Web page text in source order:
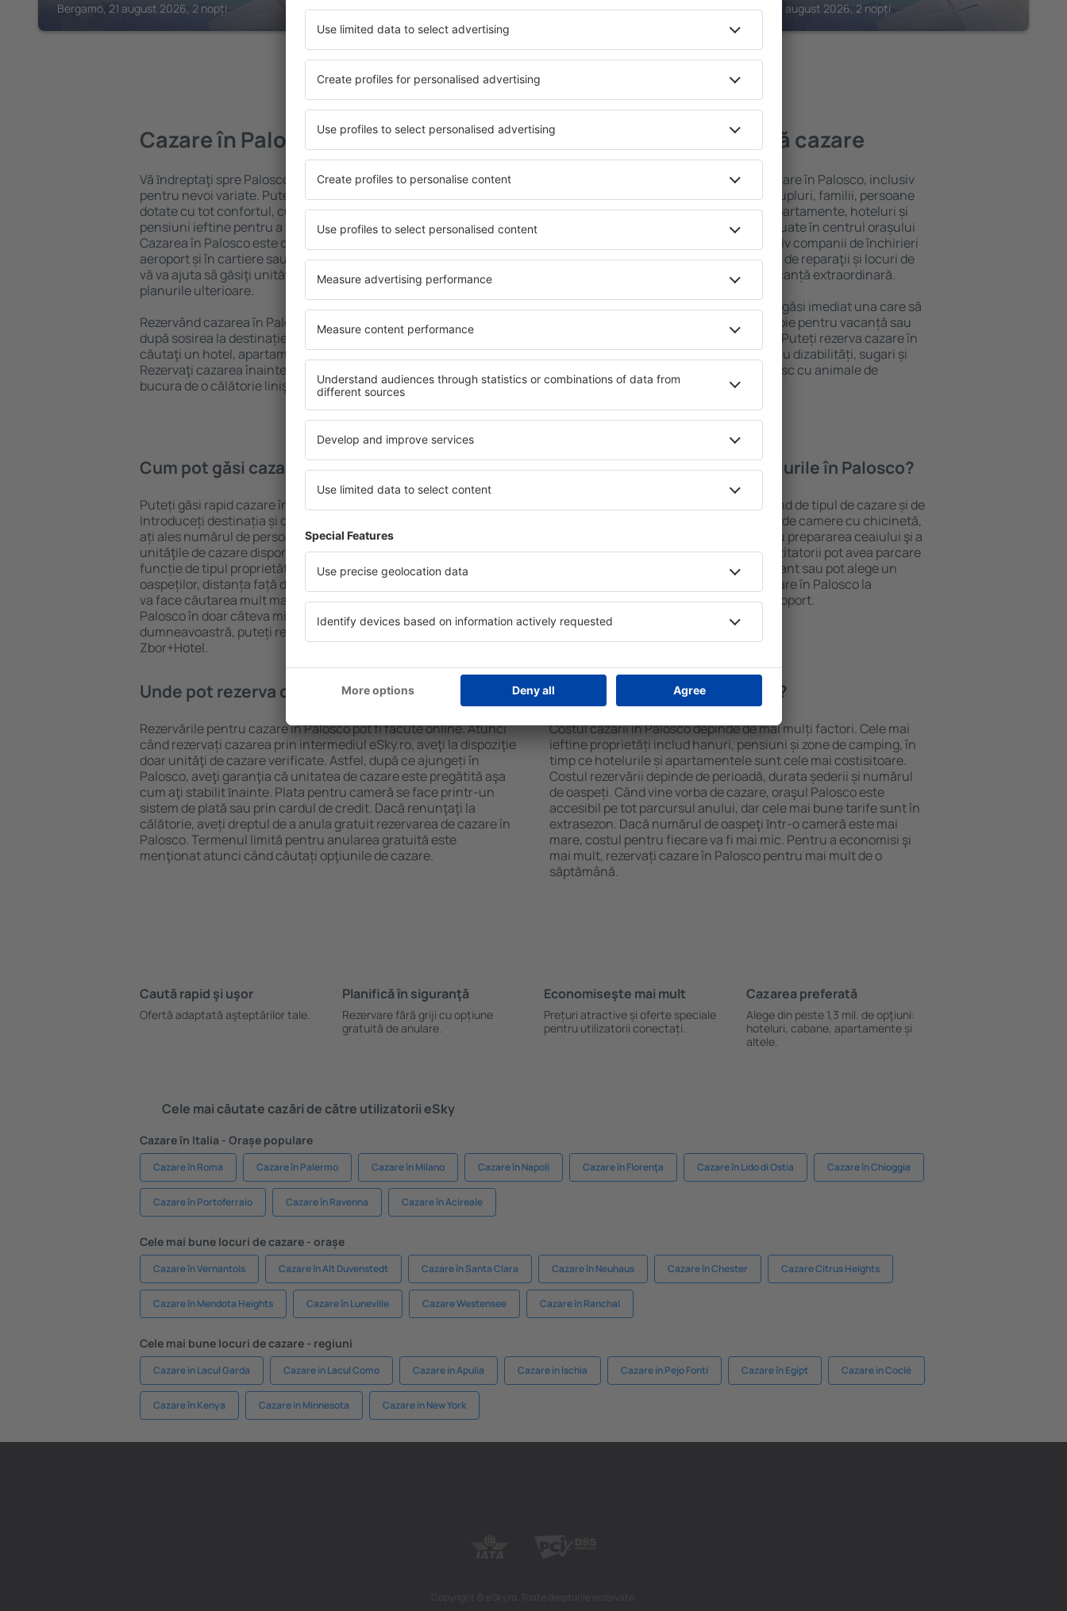
Bergamo, 21 august 2026, 2 nopți Bergamo, 25 august 2026, 2 nopți Nembro, 21 august 2026, 2 nopți
Vedeţi mai multe oferte în Palosco
Cazare în Palosco
Vă ȋndreptaţi spre Palosco? Găsiți cazare pentru fiecare buget şi
pentru nevoi variate. Puteți beneficia de proprietăți spațioase,
dotate cu tot confortul, cu numeroase facilități, precum și de
pensiuni ieftine pentru a sta câteva zile în timpul unui city break.
Cazarea în Palosco este disponibilă în centrul orașului, lângă
aeroport și în cartiere sau regiuni mai puțin populare. Acest lucru
vă va ajuta să găsiţi unităţi de cazare în funcție de nevoi și de
planurile ulterioare.
Rezervând cazarea în Palosco mai devreme, aveți garanţia că
după sosirea la destinație vă puteţi relaxa, fără a fi nevoie să
căutaţi un hotel, apartament sau altă unitate de cazare.
Rezervaţi cazarea înainte de călătoria spre Palosco și vă veţi
bucura de o călătorie liniştită.
Palosco – cea mai bună cazare
Puteți alege dintr-o ofertă variată de cazare în Palosco, inclusiv
proprietăți pentru o singură persoană, cupluri, familii, persoane
ȋn vârstă și grupuri. Oaspeţii pot sta în apartamente, hoteluri și
pensiuni care oferă intimitate și sunt situate în centrul orașului
Palosco. Facilitățile din apropiere, inclusiv companii de închirieri
auto, transport public, magazine, centre de reparaţii și locuri de
relaxare sau distracţie, garantează o vacanță extraordinară.
Dacă doriţi cazare de lux în Palosco, veţi găsi imediat una care să
se potrivească. Veți găsi tot ce aveți nevoie pentru vacanță sau
călătoria de afaceri la destinația aleasă. Puteți rezerva cazare în
Palosco cu facilități pentru persoanele cu dizabilități, sugari și
copii, precum și pentru cei care călătoresc cu animale de
companie.
Cum pot găsi cazare în Palosco?
Puteți găsi rapid cazare în Palosco folosind un motor de căutare.
Introduceți destinația și datele de check-in și check-out. După ce
ați ales numărul de persoane, motorul de căutare va afișa
unităţile de cazare disponibile în Palosco. Filtrarea rezultatelor în
funcție de tipul proprietăţii, numărul de stele, evaluările
oaspeților, distanța față de centru și opțiunea de anulare gratuită
va face căutarea mult mai ușoară. Astfel veți putea găsi cazare în
Palosco în doar câteva minute. În funcție de nevoile
dumneavoastră, puteți rezerva doar cazare sau un pachet
Zbor+Hotel.
Ce fel de facilităţi oferă hotelurile în Palosco?
Facilitățile proprietăţilor în Palosco depind de tipul de cazare și de
numărul de stele. Oaspeții pot beneficia de camere cu chicinetă,
balcon, aer condiționat, ustensile pentru prepararea ceaiului şi a
cafelei, prosoape și acces la internet. Vizitatorii pot avea parcare
gratuită, pot comanda o masă la restaurant sau pot alege un
hotel cu piscină. În plus, pot rezerva cazare în Palosco la
proprietăți care oferă transport de la aeroport.
Unde pot rezerva cazare în Palosco?
Rezervările pentru cazare în Palosco pot fi făcute online. Atunci
când rezervați cazarea prin intermediul eSky.ro, aveţi la dispoziţie
doar unităţi de cazare verificate. Astfel, după ce ajungeți în
Palosco, aveţi garanţia că unitatea de cazare este pregătită aşa
cum aţi stabilit ȋnainte. Plata pentru cameră se face printr-un
sistem de plată sau prin cardul de credit. Dacă renunţaţi la
călătorie, aveți dreptul de a anula gratuit rezervarea de cazare în
Palosco. Termenul limită pentru anularea gratuită este
menţionat atunci când căutați opţiunile de cazare.
Cât costă cazarea în Palosco?
Costul cazării în Palosco depinde de mai mulți factori. Cele mai
ieftine proprietăți includ hanuri, pensiuni și zone de camping, în
timp ce hotelurile și apartamentele sunt cele mai costisitoare.
Costul rezervării depinde de perioadă, durata șederii și numărul
de oaspeți. Când vine vorba de cazare, oraşul Palosco este
accesibil pe tot parcursul anului, dar cele mai bune tarife sunt în
extrasezon. Dacă numărul de oaspeţi ȋntr-o cameră este mai
mare, costul pentru fiecare va fi mai mic. Pentru a economisi şi
mai mult, rezervați cazare în Palosco pentru mai mult de o
săptămână.
Caută rapid şi uşor
Ofertă adaptată aşteptărilor tale.
Planifică ȋn siguranţă
Rezervare fără griji cu opțiune
gratuită de anulare.
Economiseşte mai mult
Prețuri atractive și oferte speciale
pentru utilizatorii conectați.
Cazarea preferată
Alege din peste 1,3 mil. de opţiuni:
hoteluri, cabane, apartamente și
altele.
Cele mai căutate cazări de către utilizatorii eSky
Cazare în Italia - Orașe populare
Cazare în Roma Cazare în Palermo Cazare în Milano Cazare în Napoli Cazare în Florenţa Cazare în Lido di Ostia Cazare în Chioggia
Cazare în Portoferraio Cazare în Ravenna Cazare în Acireale
Cele mai bune locuri de cazare - orașe
Cazare în Vernantois Cazare în Alt Duvenstedt Cazare în Santa Clara Cazare în Neuhaus Cazare în Chester Cazare Citrus Heights
Cazare în Mendota Heights Cazare în Luneville Cazare Westensee Cazare în Ranchal
Cele mai bune locuri de cazare - regiuni
Cazare in Lacul Garda Cazare in Lacul Como Cazare in Apulia Cazare in Ischia Cazare in Pejo Fonti Cazare în Egipt Cazare in Coclé
Cazare în Kenya Cazare in Minnesota Cazare in New York
Copyright © eSky.ro. Toate drepturile rezervate.